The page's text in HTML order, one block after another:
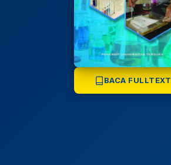
BACA FULLTEXT